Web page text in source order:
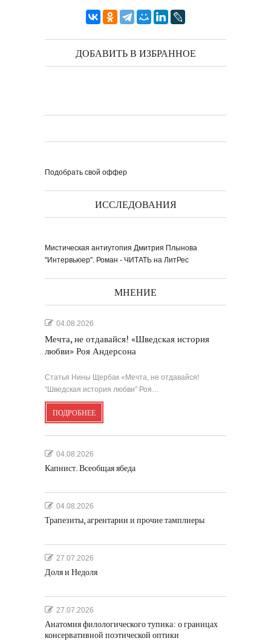
ДОБАВИТЬ В ИЗБРАННОЕ
Подобрать свой оффер
ИССЛЕДОВАНИЯ
Мистическая антиутопия Дмитрия Плынова
"Интервьюер". Роман - ЧИТАТЬ на ЛитРес
МНЕНИЕ
04.08.2026
Мечта, не отдавайся! «Шведская история
любви» Роя Андерсона
Статья Нины Щербак «Мечта, не отдавайся!
“Шведская история любви” Роя…
ПОДРОБНЕЕ
04.08.2026
Капнист. Всеобщая ябеда
04.08.2026
Трапезиты, агрентарии и прочие тамплиеры
27.07.2026
Доля и Недоля
27.07.2026
Анатомия филологического тупика: о границах
консервативной поэтической оптики